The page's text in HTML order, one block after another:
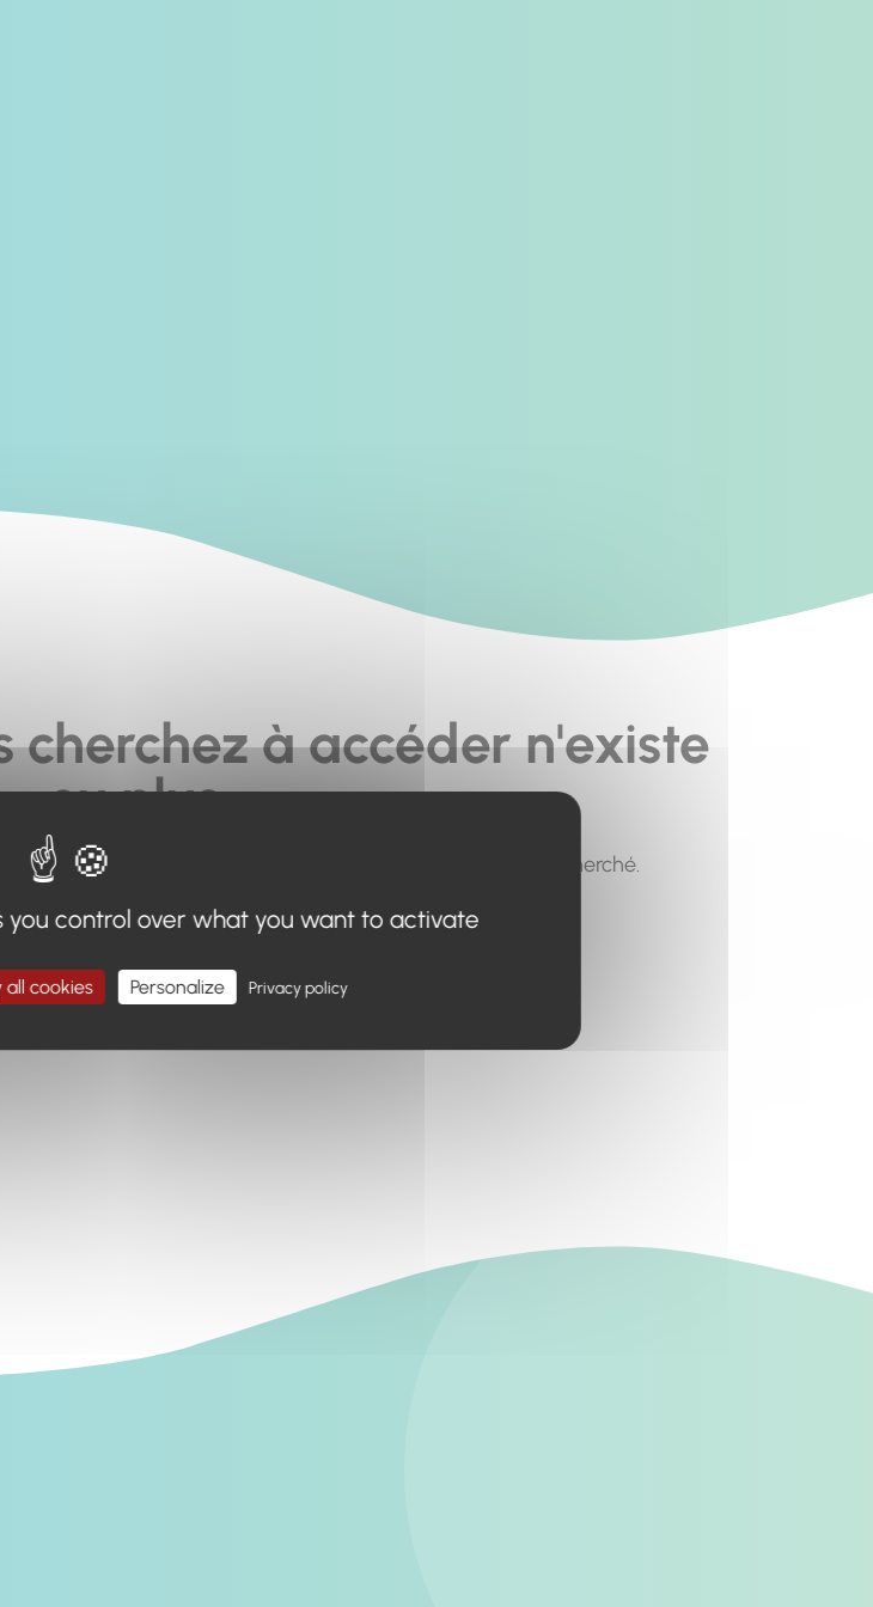
cherchez à accéder n'existe
ou plus.
de page, ou à utiliser le menu pour trouver le contenu recherché.
à l'accueil
you control over what you want to activate
all cookies Personalize Privacy policy